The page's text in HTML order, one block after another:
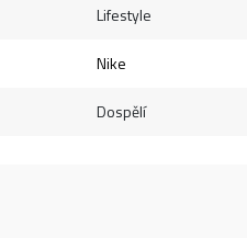
Lifestyle
Nike
Dospělí